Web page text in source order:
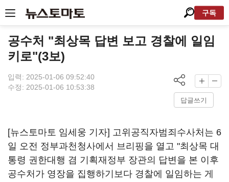
구독
공수처 "최상목 답변 보고 경찰에 일임
키로"(3보)
입력: 2025-01-06 09:52:40
수정: 2025-01-06 10:53:38
답글쓰기
[뉴스토마토 임세웅 기자] 고위공직자범죄수사처는 6
일 오전 정부과천청사에서 브리핑을 열고 "최상목 대
통령 권한대행 겸 기획재정부 장관의 답변을 본 이후
공수처가 영장을 집행하기보다 경찰에 일임하는 게